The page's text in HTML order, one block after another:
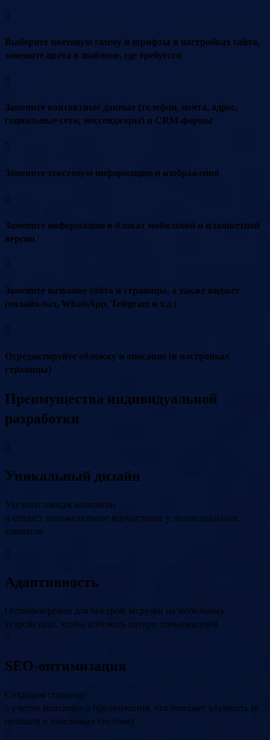
Выберите цветовую гамму и шрифты в настройках сайта,
замените цвета в шаблоне, где требуется
Замените контактные данные (телефон, почта, адрес,
социальные сети, мессенджеры) и CRM-формы
Замените текстовую информацию и изображения
Замените информацию в блоках мобильной и планшетной
версии
Замените название сайта и страницы, а также виджет
(онлайн-чат, WhatsApp, Telegram и т.д.)
Отредактируйте обложку и описание (в настройках
страницы)
Преимущества индивидуальной
разработки
Уникальный дизайн
Улучшит имидж компании
и создаст положительное впечатление у потенциальных
клиентов
Адаптивность
Оптимизирован для быстрой загрузки на мобильных
устройствах, чтобы избежать потери пользователей
SEO-оптимизация
Создадим страницу
с учетом поискового продвижения, что поможет улучшить ее
позиции в поисковых системах